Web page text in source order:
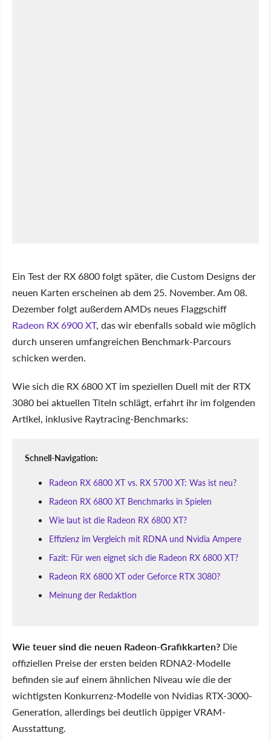
Ein Test der RX 6800 folgt später, die Custom Designs der
neuen Karten erscheinen ab dem 25. November. Am 08.
Dezember folgt außerdem AMDs neues Flaggschiff
Radeon RX 6900 XT, das wir ebenfalls sobald wie möglich
durch unseren umfangreichen Benchmark-Parcours
schicken werden.
Wie sich die RX 6800 XT im speziellen Duell mit der RTX
3080 bei aktuellen Titeln schlägt, erfahrt ihr im folgenden
Artikel, inklusive Raytracing-Benchmarks:
Schnell-Navigation:
Radeon RX 6800 XT vs. RX 5700 XT: Was ist neu?
Radeon RX 6800 XT Benchmarks in Spielen
Wie laut ist die Radeon RX 6800 XT?
Effizienz im Vergleich mit RDNA und Nvidia Ampere
Fazit: Für wen eignet sich die Radeon RX 6800 XT?
Radeon RX 6800 XT oder Geforce RTX 3080?
Meinung der Redaktion
Wie teuer sind die neuen Radeon-Grafikkarten? Die
offiziellen Preise der ersten beiden RDNA2-Modelle
befinden sie auf einem ähnlichen Niveau wie die der
wichtigsten Konkurrenz-Modelle von Nvidias RTX-3000-
Generation, allerdings bei deutlich üppiger VRAM-
Ausstattung.